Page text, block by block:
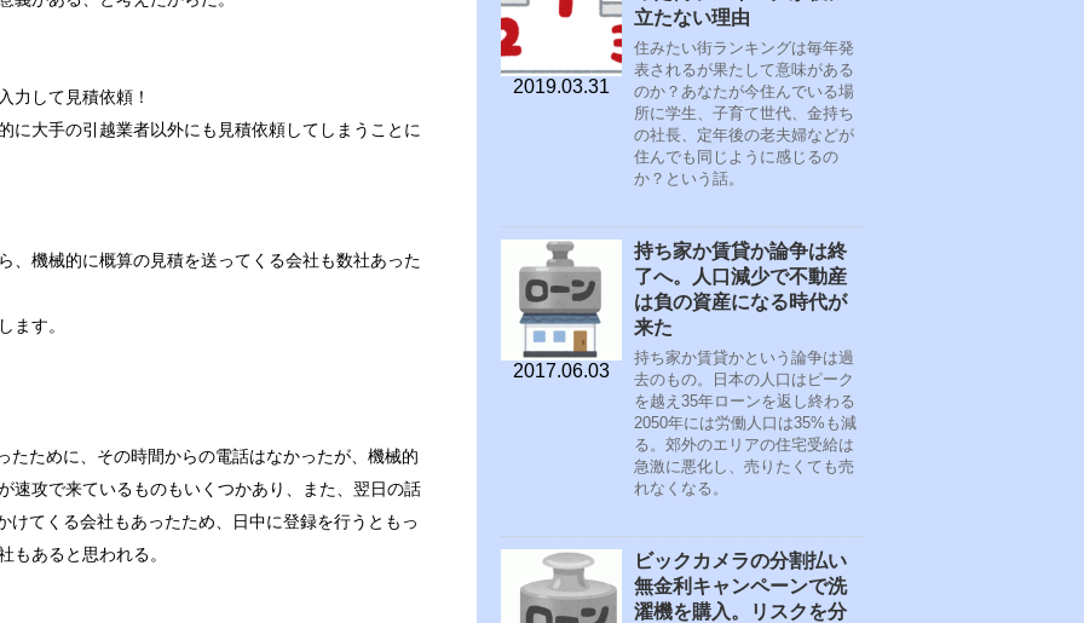
力して見積依頼！
に大手の引越業者以外にも見積依頼してしまうことに
、機械的に概算の見積を送ってくる会社も数社あった
す。
たために、その時間からの電話はなかったが、機械的
速攻で来ているものもいくつかあり、また、翌日の話
けてくる会社もあったため、日中に登録を行うともっ
もあると思われる。
2019.03.31
立たない理由
住みたい街ランキングは毎年発
表されるが果たして意味がある
のか？あなたが今住んでいる場
所に学生、子育て世代、金持ち
の社長、定年後の老夫婦などが
住んでも同じように感じるの
か？という話。
2017.06.03
持ち家か賃貸か論争は終
了へ。人口減少で不動産
は負の資産になる時代が
来た
持ち家か賃貸かという論争は過
去のもの。日本の人口はピーク
を越え35年ローンを返し終わる
2050年には労働人口は35%も減
る。郊外のエリアの住宅受給は
急激に悪化し、売りたくても売
れなくなる。
ビックカメラの分割払い
無金利キャンペーンで洗
濯機を購入。リスクを分